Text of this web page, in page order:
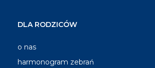
DLA RODZICÓW
o nas
harmonogram zebrań